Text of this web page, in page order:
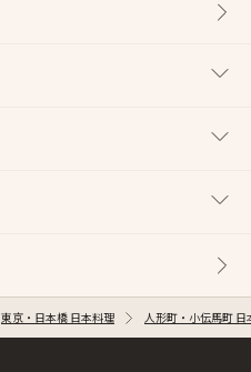
東京・日本橋 日本料理 人形町・小伝馬町 日